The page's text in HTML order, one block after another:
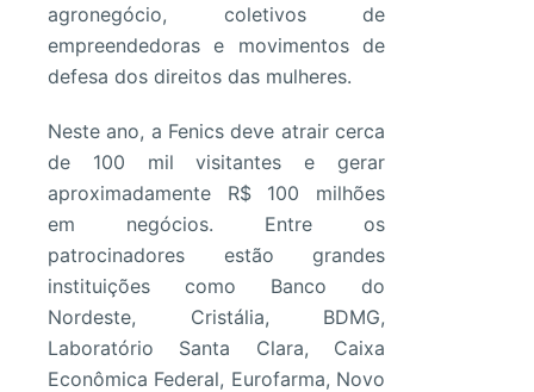
agronegócio, coletivos de
empreendedoras e movimentos de
defesa dos direitos das mulheres.
Neste ano, a Fenics deve atrair cerca
de 100 mil visitantes e gerar
aproximadamente R$ 100 milhões
em negócios. Entre os
patrocinadores estão grandes
instituições como Banco do
Nordeste, Cristália, BDMG,
Laboratório Santa Clara, Caixa
Econômica Federal, Eurofarma, Novo